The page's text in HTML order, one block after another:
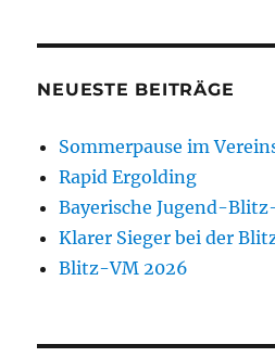
NEUESTE BEITRÄGE
Sommerpause im
Rapid Ergolding
Bayerische Jugend-
Klarer Sieger bei der
Blitz-VM 2026